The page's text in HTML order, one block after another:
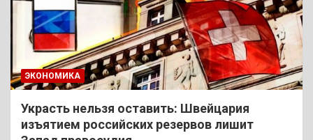
ЭКОНОМИКА
Украсть нельзя оставить: Швейцария
изъятием российских резервов лишит